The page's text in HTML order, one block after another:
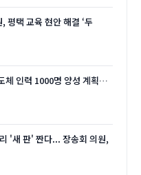
평택 교육 현안 해결 ‘두
체 인력 1000명 양성 계획…
'새 판' 짠다... 장송회 의원,